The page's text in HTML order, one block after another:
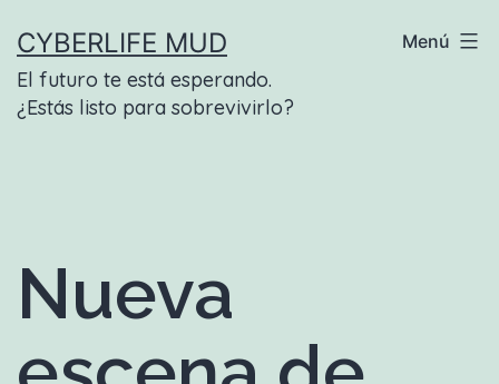
contenido
CYBERLIFE MUD
El futuro te está esperando.
¿Estás listo para sobrevivirlo?
Menú
Nueva